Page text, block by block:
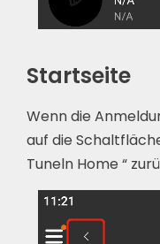
Startseite
Wenn die
auf die
Tuneln Home “